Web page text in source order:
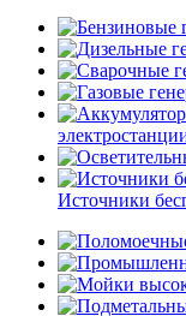
Источники